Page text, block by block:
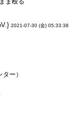
2021-07-30 (金) 05:33:38
ー）